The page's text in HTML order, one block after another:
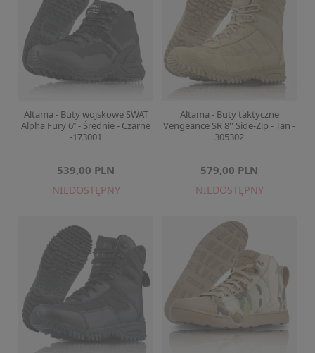
Altama - Buty wojskowe SWAT
Alpha Fury 6’’ - Średnie - Czarne
-173001
539,00 PLN
NIEDOSTĘPNY
Altama - Buty taktyczne
Vengeance SR 8'' Side-Zip - Tan -
305302
579,00 PLN
NIEDOSTĘPNY